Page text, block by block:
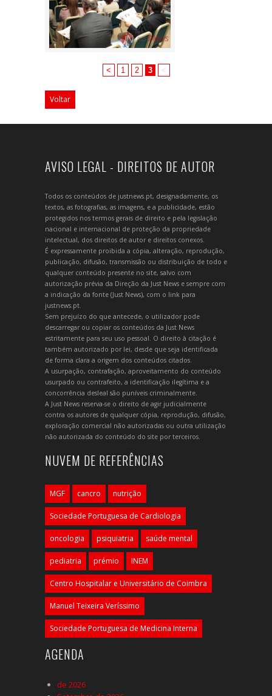
< 1 2 3 <
Voltar
AVISO LEGAL - DIREITOS DE AUTOR
Todos os conteúdos de justnews.pt, designadamente, os
textos, as fotografias, as imagens, e a publicidade, estão
protegidos nos termos gerais de direito e pela legislação
nacional e internacional de proteção da propriedade
intelectual, dos direitos de autor e direitos conexos.
É expressamente proibida a cópia, alteração, reprodução,
publicação, difusão, transmissão ou distribuição de todo e
qualquer conteúdo presente no site, salvo com
autorização prévia da Direção da Just News e sempre com
a indicação da fonte (Just News), com o link para
justnews.pt.
Sem prejuízo do que antecede, o utilizador pode
descarregar ou copiar os conteúdos da Just News
estritamente para seu uso pessoal. O direito à citação é
também autorizado por lei, desde que seja identificada
de forma clara a origem dos conteúdos citados.
A usurpação, contrafação, aproveitamento do conteúdo
usurpado ou contrafeito, a identificação ilegítima e a
concorrência desleal são puníveis criminalmente.
A Just News reserva-se o direito de agir judicialmente
contra os autores de qualquer cópia, reprodução, difusão,
exploração comercial não autorizadas ou outra utilização
não autorizada do conteúdo do site por terceiros.
NUVEM DE REFERÊNCIAS
MGF cancro nutrição
Sociedade Portuguesa de Cardiologia
oncologia psiquiatria saúde mental
pediatria prémio INEM
Centro Hospitalar e Universitário de Coimbra
Manuel Teixeira Veríssimo
Sociedade Portuguesa de Medicina Interna
AGENDA
de 2026